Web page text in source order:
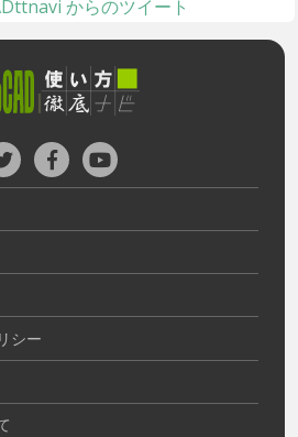
からのツイート
シー